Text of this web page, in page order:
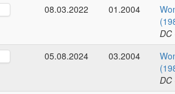
08.03.2022
01.2004
DC
05.08.2024
03.2004
DC